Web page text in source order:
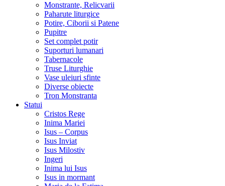
Monstrante, Relicvarii
Paharute liturgice
Potire, Ciborii si Patene
Pupitre
Set complet potir
Suporturi lumanari
Tabernacole
Truse Liturghie
Vase uleiuri sfinte
Diverse obiecte
Tron Monstranta
Statui
Cristos Rege
Inima Mariei
Isus – Corpus
Isus Inviat
Isus Milostiv
Ingeri
Inima lui Isus
Isus in mormant